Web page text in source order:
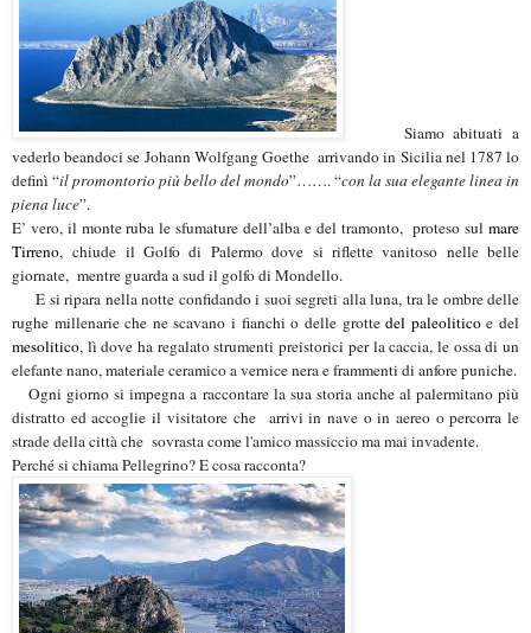
Siamo abituati a
vederlo beandoci se Johann Wolfgang Goethe arrivando in Sicilia nel 1787 lo
definì “il promontorio più bello del mondo”……. “con la sua elegante linea in
piena luce”.
E’ vero, il monte ruba le sfumature dell’alba e del tramonto,proteso sulmare
Tirreno,chiude il Golfo di Palermo dove si riflette vanitoso nelle belle
giornate, mentre guarda a sud il golfo di Mondello.
E si ripara nella notte confidando i suoi segreti alla luna, tra le ombre delle
rughe millenarie che ne scavano i fianchi o delle grottedel paleoliticoe del
mesolitico, lì dove ha regalatostrumenti preistorici per la caccia, le ossa di un
elefante nano, materiale ceramico a vernice nera e frammenti di anfore puniche.
Ogni giorno si impegna a raccontare la sua storia anche al palermitano più
distratto ed accoglie il visitatoreche arrivi in nave o in aereo o percorra le
strade della città che sovrasta come l'amico massiccio ma mai invadente.
Perché si chiama Pellegrino? E cosa racconta?